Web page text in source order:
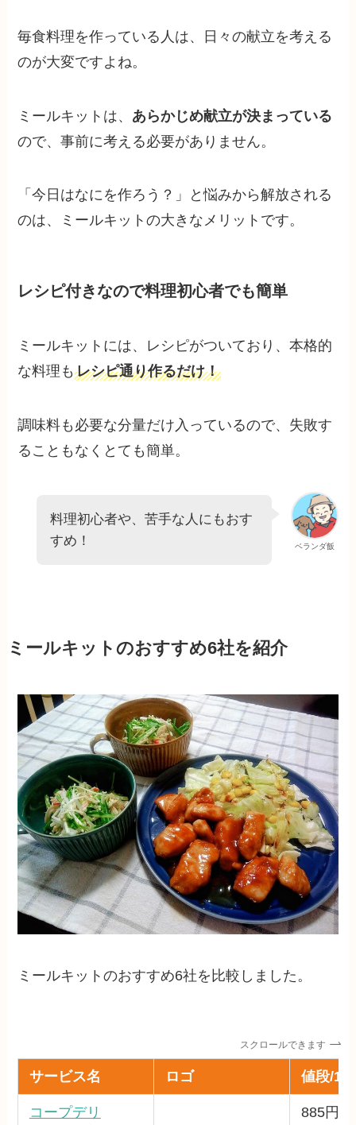
毎食料理を作っている人は、日々の献立を考える
のが大変ですよね。
ミールキットは、 あらかじめ献立が決まっている
ので、事前に考える必要がありません。
「今日はなにを作ろう？」と悩みから解放される
のは、ミールキットの大きなメリットです。
レシピ付きなので料理初心者でも簡単
ミールキットには、レシピがついており、本格的
な料理もレシピ通り作るだけ！
調味料も必要な分量だけ入っているので、失敗す
ることもなくとても簡単。
ベランダ飯
料理初心者や、苦手な人にもおす
すめ！
ミールキットのおすすめ6社を紹介
ミールキットのおすすめ6社を比較しました。
スクロールできます
サービス名 ロゴ 値段/1食
コープデリ
885円